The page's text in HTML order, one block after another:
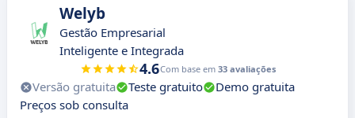
Welyb
Gestão Empresarial
Inteligente e Integrada
4.6Com base em 33 avaliações
Versão gratuita Teste gratuito
Demo gratuita
Preços sob consulta